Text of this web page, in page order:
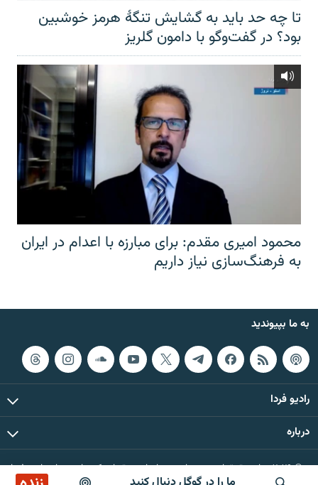
تا چه حد باید به گشایش تنگهٔ هرمز خوشبین
بود؟ در گفت‌وگو با دامون گلریز
محمود امیری مقدم: برای مبارزه با اعدام در ایران
به فرهنگ‌سازی نیاز داریم
به ما بپیوندید
رادیو فردا
درباره
© ۲۰۲۶ تمام حقوق این وب‌سایت، بر اساس مقررات کپی‌رایت، برای رادیو فردا